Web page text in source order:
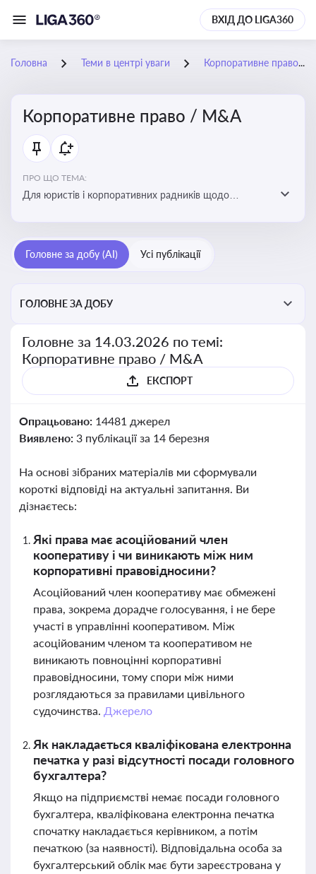
ВХІД ДО LIGA360
Головна Теми в центрі уваги Корпоративне право / M&A
Корпоративне право / M&A
ПРО ЩО ТЕМА:
Для юристів і корпоративних радників щодо
обов’язків мажоритарних і міноритарних акціонерів,
впливу змін у правовому полі на корпоративне
Головне за добу (AI) Усі публікації
ГОЛОВНЕ ЗА ДОБУ
Головне за 14.03.2026 по темі:
Корпоративне право / M&A
ЕКСПОРТ
Опрацьовано: 14481 джерел
Виявлено: 3 публікації за 14 березня
На основі зібраних матеріалів ми сформували
короткі відповіді на актуальні запитання. Ви
дізнаєтесь:
Які права має асоційований член
кооперативу і чи виникають між ним
корпоративні правовідносини?
Асоційований член кооперативу має обмежені
права, зокрема дорадче голосування, і не бере
участі в управлінні кооперативом. Між
асоційованим членом та кооперативом не
виникають повноцінні корпоративні
правовідносини, тому спори між ними
розглядаються за правилами цивільного
судочинства. Джерело
Як накладається кваліфікована електронна
печатка у разі відсутності посади головного
бухгалтера?
Якщо на підприємстві немає посади головного
бухгалтера, кваліфікована електронна печатка
спочатку накладається керівником, а потім
печаткою (за наявності). Відповідальна особа за
бухгалтерський облік має бути зареєстрована у